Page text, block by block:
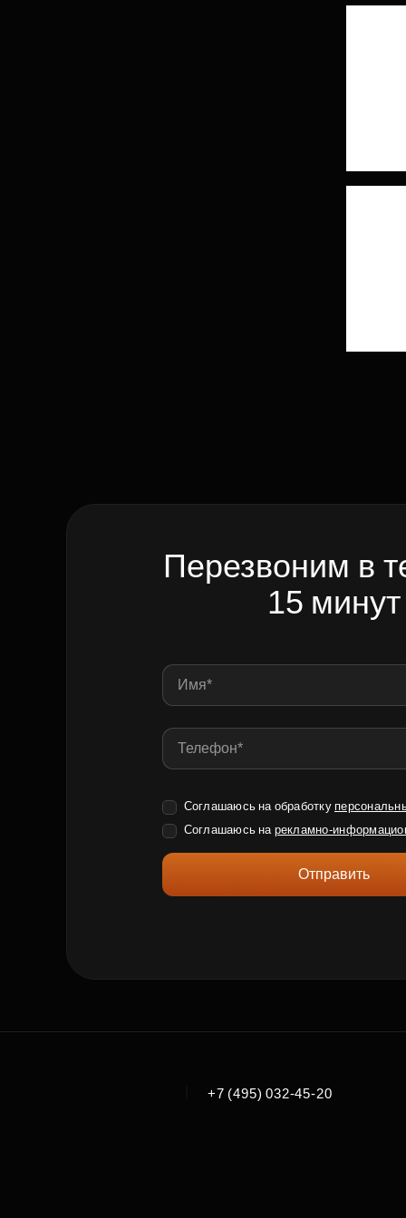
Перезвоним в
15 минут
Соглашаюсь на обработку
Соглашаюсь на рекламно-
Отправить
+7 (495) 032-45-20